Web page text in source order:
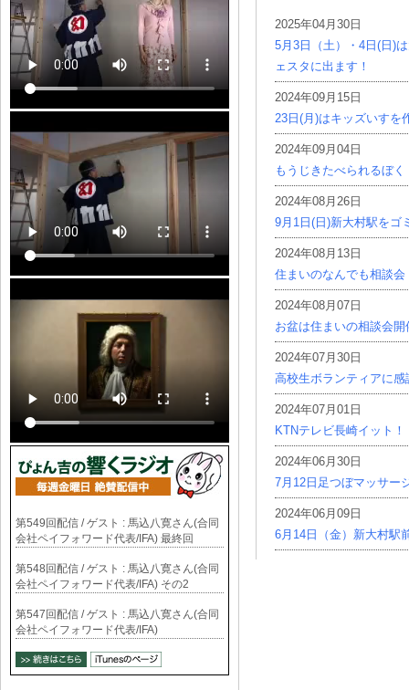
2025年04月30日
5月3日（土）・4日(日)
ェスタに出ます！
2024年09月15日
23日(月)はキッズいすを
2024年09月04日
もうじきたべられるぼく
2024年08月26日
9月1日(日)新大村駅をゴ
2024年08月13日
住まいのなんでも相談会
2024年08月07日
お盆は住まいの相談会開
2024年07月30日
高校生ボランティアに感
2024年07月01日
KTNテレビ長崎イット！
2024年06月30日
7月12日足つぼマッサー
2024年06月09日
6月14日（金）新大村駅
第549回配信 / ゲスト : 馬込八寛さん(合同
会社ペイフォワード代表/IFA) 最終回
第548回配信 / ゲスト : 馬込八寛さん(合同
会社ペイフォワード代表/IFA) その2
第547回配信 / ゲスト : 馬込八寛さん(合同
会社ペイフォワード代表/IFA)